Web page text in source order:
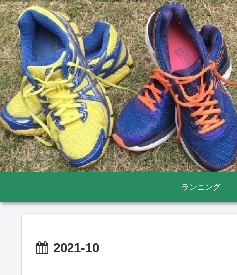
ランニング
2021-10